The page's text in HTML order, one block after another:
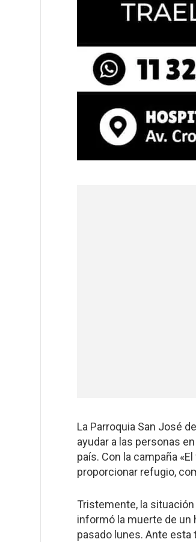
La Parroquia San José
ayudar a las personas
país. Con la campaña
proporcionar refugio,
Tristemente, la
informó la muerte de un
pasado lunes. Ante